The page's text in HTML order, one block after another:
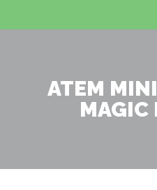
al
ATEM
MAGIC